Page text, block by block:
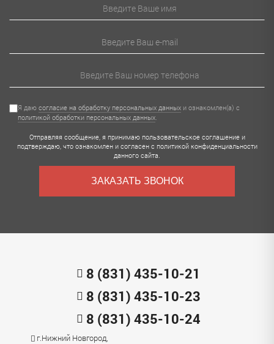
Я даю согласие на обработку персональных данных и ознакомлен(а) с
политикой обработки персональных данных.
Отправляя сообщение, я принимаю пользовательское соглашениеи
подтверждаю, что ознакомлен и согласен с политикой конфиденциальности
данного сайта.
ЗАКАЗАТЬ ЗВОНОК
8 (831) 435-10-21
8 (831) 435-10-23
8 (831) 435-10-24
г.Нижний Новгород,